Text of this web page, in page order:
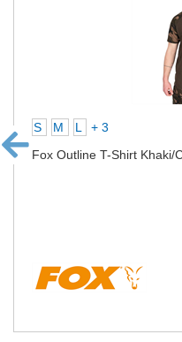
S M L
+ 3
Fox Outline T-Shirt Khaki/